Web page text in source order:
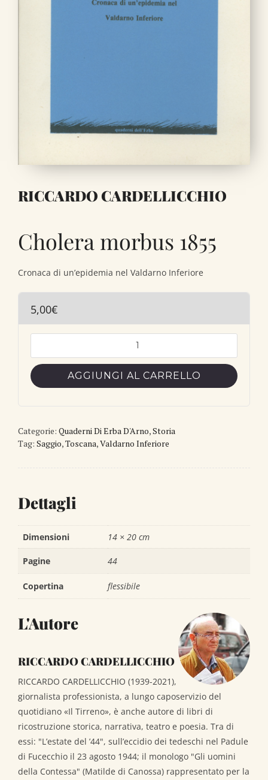
RICCARDO CARDELLICCHIO
Cholera morbus 1855
Cronaca di un’epidemia nel Valdarno Inferiore
5,00€
morbus
1855
quantità
AGGIUNGI AL CARRELLO
Categorie: Quaderni Di Erba D'Arno,Storia
Tag: Saggio,Toscana,Valdarno Inferiore
Dettagli
Dimensioni 14 × 20 cm
Pagine 44
Copertina flessibile
L'Autore
RICCARDO CARDELLICCHIO
RICCARDO CARDELLICCHIO (1939-2021),
giornalista professionista, a lungo caposervizio del
quotidiano «Il Tirreno», è anche autore di libri di
ricostruzione storica, narrativa, teatro e poesia. Tra di
essi: "L’estate del ’44", sull’eccidio dei tedeschi nel Padule
di Fucecchio il 23 agosto 1944; il monologo "Gli uomini
della Contessa" (Matilde di Canossa) rappresentato per la